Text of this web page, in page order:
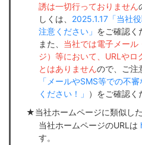
誘は一切行っておりません
しくは、 2025.1.17「当社
注意ください」 をご確認く
また、 当社では電子メール
ジ）等において、URLやロ
とはありませんので、ご注
「メールやSMS等での不
ください！」 ）をご確認く
当社ホームページに類似し
当社ホームページのURLは
す。